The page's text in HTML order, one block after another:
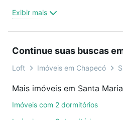
oferta ideal de Imóveis à
Chapecó, SC para
sem compromisso e você
46 mil corretores e
Como escolher um imóvel?
Exibir mais
Continue suas buscas
Loft Imóveis em Chapecó
Mais imóveis em Santa Maria
Imóveis com 2 dormitórios